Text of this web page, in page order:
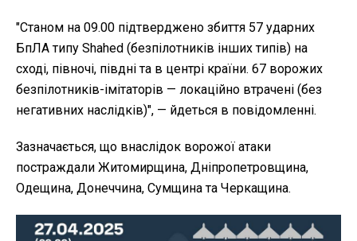
"Станом на 09.00 підтверджено збиття 57 ударних
БпЛА типу Shahed (безпілотників інших типів) на
сході, півночі, півдні та в центрі країни. 67 ворожих
безпілотників-імітаторів — локаційно втрачені (без
негативних наслідків)", — йдеться в повідомленні.
Зазначається, що внаслідок ворожої атаки
постраждали Житомирщина, Дніпропетровщина,
Одещина, Донеччина, Сумщина та Черкащина.